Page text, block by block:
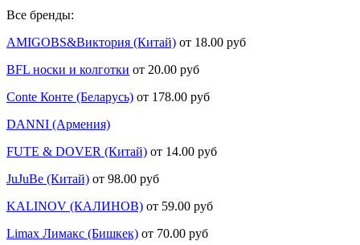
Все бренды:
AMIGOBS&Виктория (Китай) от 18.00 руб
BFL носки и колготки от 20.00 руб
Conte Конте (Беларусь) от 178.00 руб
DANNI (Армения)
FUTE & DOVER (Китай) от 14.00 руб
JuJuBe (Китай) от 98.00 руб
KALINOV (КАЛИНОВ) от 59.00 руб
Limax Лимакс (Бишкек) от 70.00 руб